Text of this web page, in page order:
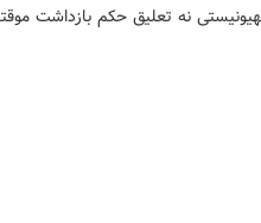
نه تعلیق حکم بازداشت